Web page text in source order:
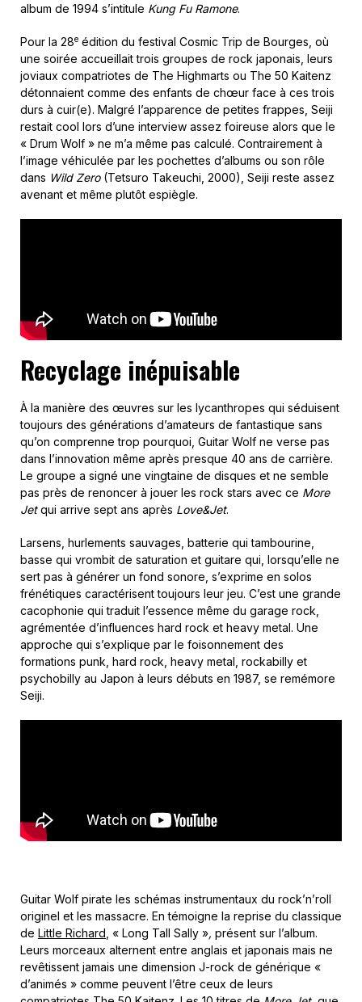
album de 1994 s’intitule Kung Fu Ramone.
Pour la 28e édition du festival Cosmic Trip de Bourges, où
une soirée accueillait trois groupes de rock japonais, leurs
joviaux compatriotes de The Highmarts ou The 50 Kaitenz
détonnaient comme des enfants de chœur face à ces trois
durs à cuir(e). Malgré l’apparence de petites frappes, Seiji
restait cool lors d’une interview assez foireuse alors que le
« Drum Wolf » ne m’a même pas calculé. Contrairement à
l’image véhiculée par les pochettes d’albums ou son rôle
dans Wild Zero(Tetsuro Takeuchi, 2000), Seiji reste assez
avenant et même plutôt espiègle.
Recyclage inépuisable
À la manière des œuvres sur les lycanthropes qui séduisent
toujours des générations d’amateurs de fantastique sans
qu’on comprenne trop pourquoi, Guitar Wolf ne verse pas
dans l’innovation même après presque 40 ans de carrière.
Le groupe a signé une vingtaine de disques et ne semble
pas près de renoncer à jouer les rock stars avec ce More
Jetqui arrive sept ans après Love&Jet.
Larsens, hurlements sauvages, batterie qui tambourine,
basse qui vrombit de saturation et guitare qui, lorsqu’elle ne
sert pas à générer un fond sonore, s’exprime en solos
frénétiques caractérisent toujours leur jeu. C’est une grande
cacophonie qui traduit l’essence même du garage rock,
agrémentée d’influences hard rock et heavy metal. Une
approche qui s’explique par le foisonnement des
formations punk, hard rock, heavy metal, rockabilly et
psychobilly au Japon à leurs débuts en 1987, se remémore
Seiji.
Guitar Wolf pirate les schémas instrumentaux du rock’n’roll
originel et les massacre. En témoigne la reprise du classique
de Little Richard , « Long Tall Sally », présent sur l’album.
Leurs morceaux alternent entre anglais et japonais mais ne
revêtissent jamais une dimension J-rock de générique «
d’animés » comme peuvent l’être ceux de leurs